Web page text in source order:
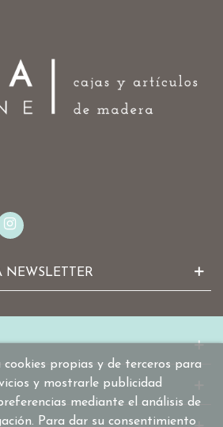
NEWSLETTER
propias y de terceros para
y mostrarle publicidad
mediante el análisis de
Para dar su consentimiento